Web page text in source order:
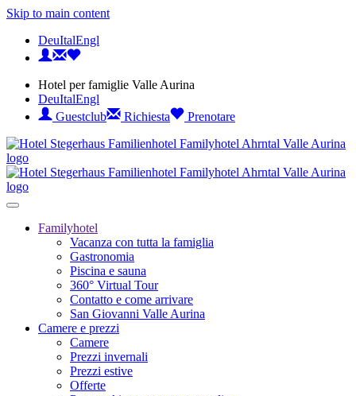
Skip to main content
DeuItalEngl
Hotel per famiglie Valle Aurina
DeuItalEngl
Guestclub
Richiesta Prenotare
Familyhotel
Vacanza con tutta la famiglia
Gastronomia
Piscina e sauna
360° Virtual Tour
Contatto e come arrivare
San Giovanni Valle Aurina
Camere e prezzi
Camere
Prezzi invernali
Prezzi estive
Offerte